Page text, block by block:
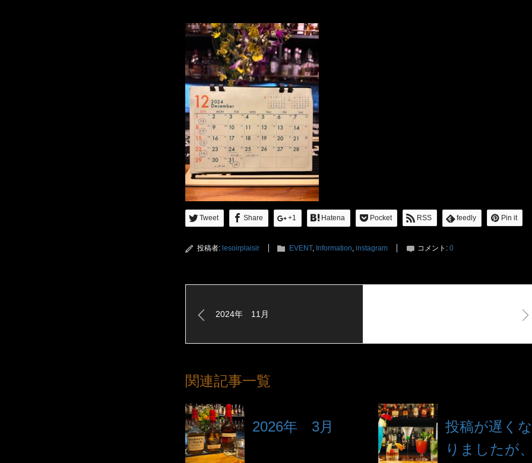
Tweet Share +1 Hatena Pocket RSS feedly Pin it
投稿者: lesoirplaisir EVENT, Information, instagram コメント: 0
2024年 11月
関連記事一覧
2026年 3月
投稿が遅く
りましたが